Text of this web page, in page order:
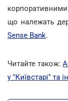
що належать
Sense Bank.
Читайте також:
у "Київстарі" та